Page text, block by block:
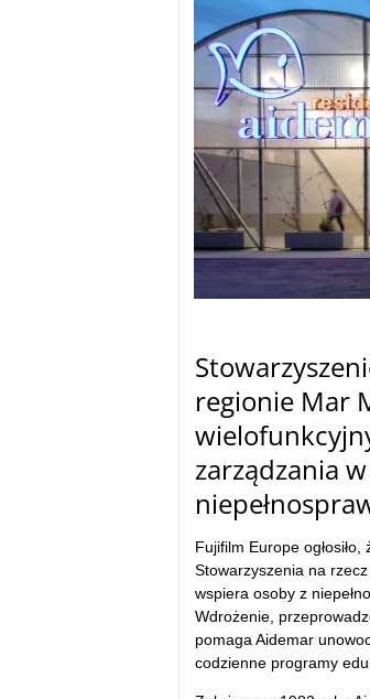
regionie Mar
zarządzania
niepe
Fujifilm Europe og
Stowarzyszenia na
wspiera osoby z
Wdrożenie,
pomaga Aidemar
codzienne programy